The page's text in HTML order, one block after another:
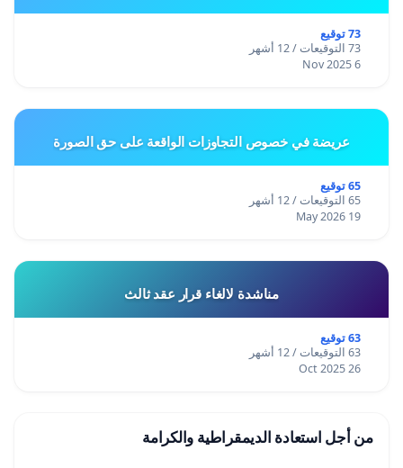
73 توقيع
73 التوقيعات / 12 أشهر
6 Nov 2025
عريضة في خصوص التجاوزات الواقعة على حق الصورة
65 توقيع
65 التوقيعات / 12 أشهر
19 May 2026
مناشدة لالغاء قرار عقد ثالث
63 توقيع
63 التوقيعات / 12 أشهر
26 Oct 2025
من أجل استعادة الديمقراطية والكرامة